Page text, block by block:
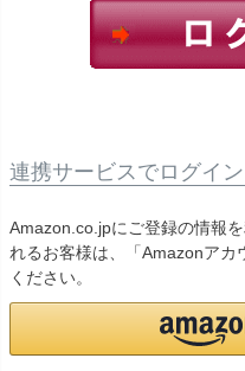
連携サービスでログイ
Amazon.co.jpにご登録の情報
れるお客様は、「Amazonアカ
ください。